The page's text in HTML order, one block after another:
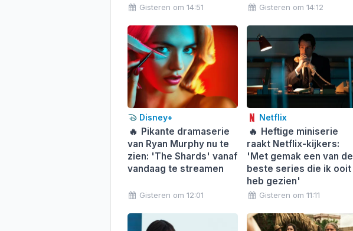
Gisteren om 14:51 Gisteren om 14:12
Disney+
🔥 Pikante dramaserie
van Ryan Murphy nu te
zien: 'The Shards' vanaf
vandaag te streamen
Gisteren om 12:01
Netflix
🔥 Heftige miniserie
raakt Netflix-kijkers:
'Met gemak een van de
beste series die ik ooit
heb gezien'
Gisteren om 11:11